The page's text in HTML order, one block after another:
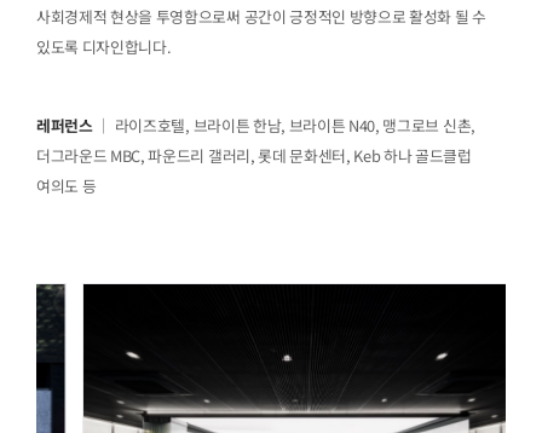
사회경제적 현상을 투영함으로써 공간이 긍정적인 방향으로 활성화 될 수
있도록 디자인합니다.
레퍼런스 ｜ 라이즈호텔, 브라이튼 한남, 브라이튼 N40, 맹그로브 신촌,
더그라운드 MBC, 파운드리 갤러리, 롯데 문화센터, Keb 하나 골드클럽
여의도 등